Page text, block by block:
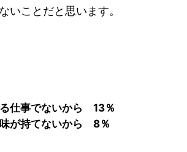
いことだと思います。
仕事でないから 13％
が持てないから 8％